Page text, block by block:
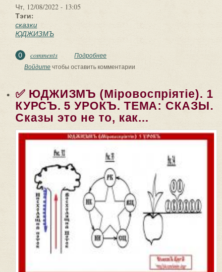
Чт, 12/08/2022 - 13:05
Тэги:
сказки
ЮДЖИЗМЪ
0 comments Подробнее
КУРСЪ. 6 УРОКЪ. ТЕМА: СКАЗКИ.
Войдитечтобы оставить комментарии
✅ ЮДЖИЗМЪ (Мiровоспрiятiе). 1
КУРСЪ. 5 УРОКЪ. ТЕМА: СКАЗЫ.
Сказы это не то, как...